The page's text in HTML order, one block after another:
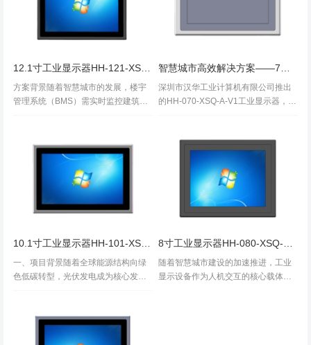
12.1寸工业显示器HH-121-XSQ-A-V1赋能BMS楼宇管理解决方案：让建筑“活起来”
方案背景随着智慧城市的发展，楼宇
管理系统（BMS）需实时监控建筑内
直接影响系统的稳定性和操作效率。
深圳市汉华工业计算机有限公司推出
智慧城市高效解决方案——7寸工业显示器HH-070-XSQ-A-V1
深圳市汉华工业计算机有限公司推出
的HH-070-XSQ-A-V1工业显示器，凭
备。以下为具体应用案例及核心优势
一、项目背景随着全球能源结构向绿
色低碳转型，光伏发电成为核心发展
设备需具备高可靠性、环境适应性与
智能化运维能力。某新能源科技公司
随着智慧城市建设的加速推进，工业
显示设备作为人机交互的核心载体，